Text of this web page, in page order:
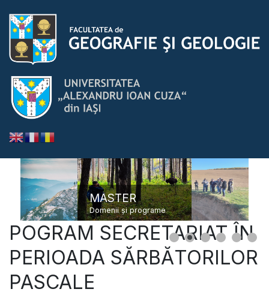
MASTER
Domenii și programe
POGRAM SECRETARIAT ÎN
PERIOADA SĂRBĂTORILOR
PASCALE